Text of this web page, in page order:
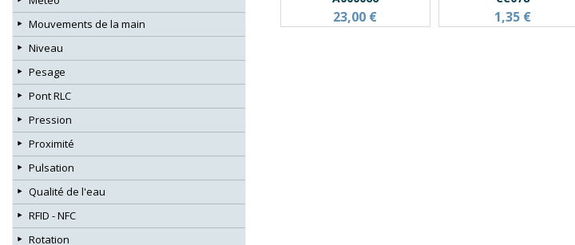
23,00 € 1,35 €
Mouvements de la main
Niveau
Pesage
Pont RLC
Pression
Proximité
Pulsation
Qualité de l'eau
RFID - NFC
Rotation